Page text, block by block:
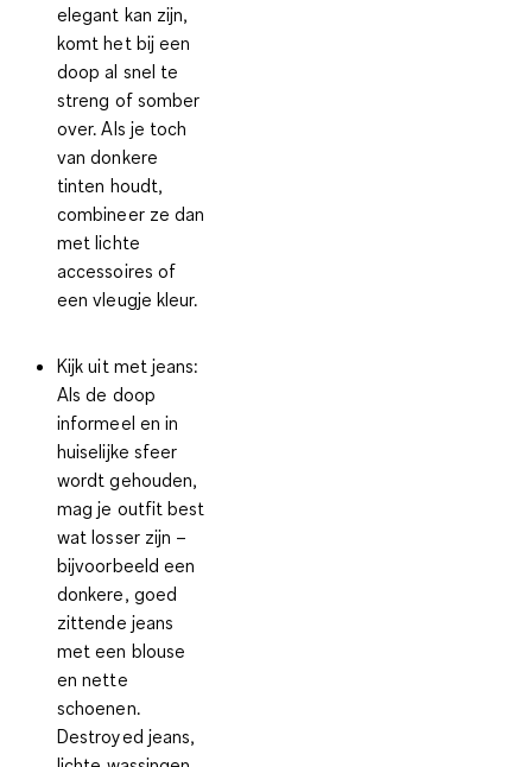
elegant kan zijn,
komt het bij een
doop al snel te
streng of somber
over. Als je toch
van donkere
tinten houdt,
combineer ze dan
met lichte
accessoires of
een vleugje kleur.
Kijk uit met jeans:
Als de doop
informeel en in
huiselijke sfeer
wordt gehouden,
mag je outfit best
wat losser zijn –
bijvoorbeeld een
donkere, goed
zittende jeans
met een blouse
en nette
schoenen.
Destroyed jeans,